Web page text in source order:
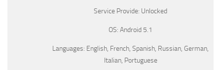
Service Provide: Unlocked
OS: Android 5.1
Languages: English, French, Spanish, Russian, German,
Italian, Portuguese